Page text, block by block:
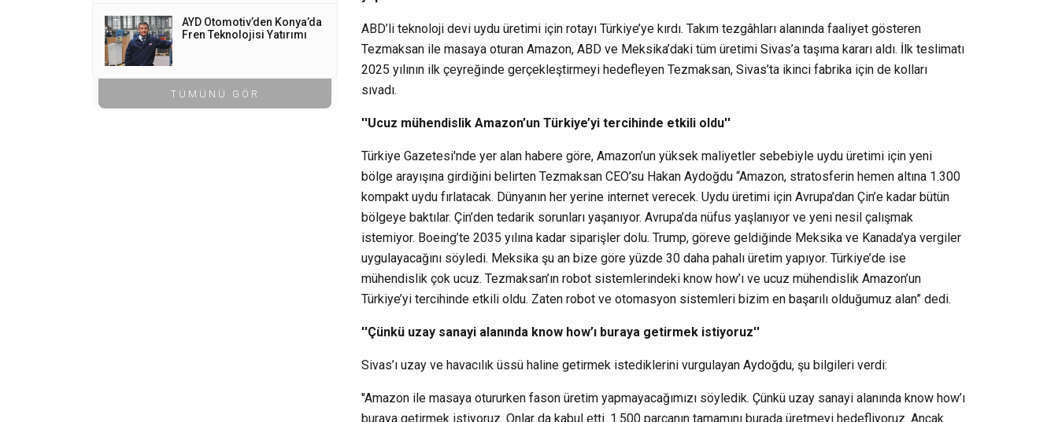
AYD Otomotiv’den Konya’da
Fren Teknolojisi Yatırımı
TÜMÜNÜ GÖR
ABD’li teknoloji devi uydu üretimi için rotayı Türkiye’ye kırdı. Takım tezgâhları alanında faaliyet gösteren
Tezmaksan ile masaya oturan Amazon, ABD ve Meksika’daki tüm üretimi Sivas’a taşıma kararı aldı. İlk teslimatı
2025 yılının ilk çeyreğinde gerçekleştirmeyi hedefleyen Tezmaksan, Sivas’ta ikinci fabrika için de kolları
sıvadı.
''Ucuz mühendislik Amazon’un Türkiye’yi tercihinde etkili oldu''
Türkiye Gazetesi'nde yer alan habere göre, Amazon’un yüksek maliyetler sebebiyle uydu üretimi için yeni
bölge arayışına girdiğini belirten Tezmaksan CEO’su Hakan Aydoğdu “Amazon, stratosferin hemen altına 1.300
kompakt uydu fırlatacak. Dünyanın her yerine internet verecek. Uydu üretimi için Avrupa’dan Çin’e kadar bütün
bölgeye baktılar. Çin’den tedarik sorunları yaşanıyor. Avrupa’da nüfus yaşlanıyor ve yeni nesil çalışmak
istemiyor. Boeing’te 2035 yılına kadar siparişler dolu. Trump, göreve geldiğinde Meksika ve Kanada’ya vergiler
uygulayacağını söyledi. Meksika şu an bize göre yüzde 30 daha pahalı üretim yapıyor. Türkiye’de ise
mühendislik çok ucuz. Tezmaksan’ın robot sistemlerindeki know how’ı ve ucuz mühendislik Amazon’un
Türkiye’yi tercihinde etkili oldu. Zaten robot ve otomasyon sistemleri bizim en başarılı olduğumuz alan” dedi.
''Çünkü uzay sanayi alanında know how’ı buraya getirmek istiyoruz''
Sivas’ı uzay ve havacılık üssü haline getirmek istediklerini vurgulayan Aydoğdu, şu bilgileri verdi:
''Amazon ile masaya otururken fason üretim yapmayacağımızı söyledik. Çünkü uzay sanayi alanında know how’ı
buraya getirmek istiyoruz. Onlar da kabul etti. 1.500 parçanın tamamını burada üretmeyi hedefliyoruz. Ancak